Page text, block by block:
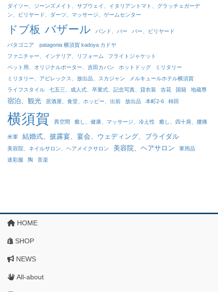
ダイソー、ジーンズメイト、サブウェイ、イタリアントマト、グラッチェガーデ
ン、ビリヤード、ダーツ、マッサージ、ゲームセンター
ドブ板 バザール バンド、バー バー、ビリヤード
パタゴニア patagonia 横須賀 kadoya カドヤ
ファニチャー、インテリア、リフォーム
フライトジャケット
ペット用、オリジナルポーター、吉田カバン
ホットドッグ
ミリタリー
ミリタリー、アビレックス、放出品、スカジャン
メルキュールホテル横須賀
ライフスタイル
七五三、成人式、卒業式、記念写真、貸衣装 吉花 国籍 地蔵尊
宿泊、観光 居酒屋、食堂、ホッピー、出前 放出品 本町2-6 柿田
横須賀 異空間 癒し、健康、マッサージ、冷え性 癒し、四十肩、腰痛
米軍 結婚式、披露宴、宴会、ウェディング、ブライダル
美容院、ネイルサロン、ヘアメイクサロン 美容院、ヘアサロン
軍用品
迷彩服
陶 音楽
HOME
SHOP
NEWS
All-about